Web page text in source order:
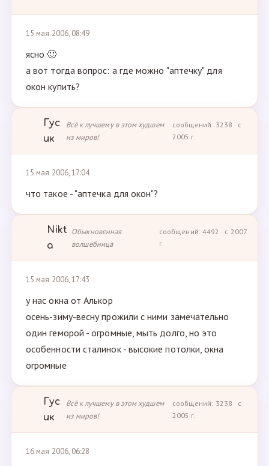
15 мая 2006, 08:49
ясно 🙂
а вот тогда вопрос: а где можно "аптечку" для
окон купить?
Гус
ик
Всё к лучшему в этом худшем
из миров!
сообщений: 3238 · с
2005 г.
15 мая 2006, 17:04
что такое - "аптечка для окон"?
Nikt
a
Обыкновенная
волшебница
сообщений: 4492 · с 2007
г.
15 мая 2006, 17:43
у нас окна от Алькор
осень-зиму-весну прожили с ними замечательно
один геморой - огромные, мыть долго, но это
особенности сталинок - высокие потолки, окна
огромные
Гус
ик
Всё к лучшему в этом худшем
из миров!
сообщений: 3238 · с
2005 г.
16 мая 2006, 06:28